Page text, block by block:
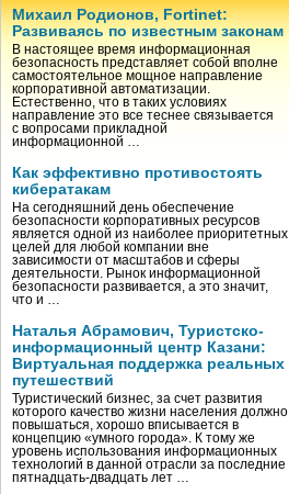
Михаил Родионов, Fortinet:
Развиваясь по известным законам
В настоящее время информационная
безопасность представляет собой вполне
самостоятельное мощное направление
корпоративной автоматизации.
Естественно, что в таких условиях
направление это все теснее связывается
с вопросами прикладной
информационной …
Как эффективно противостоять
кибератакам
На сегодняшний день обеспечение
безопасности корпоративных ресурсов
является одной из наиболее приоритетных
целей для любой компании вне
зависимости от масштабов и сферы
деятельности. Рынок информационной
безопасности развивается, а это значит,
что и …
Наталья Абрамович, Туристско-
информационный центр Казани:
Виртуальная поддержка реальных
путешествий
Туристический бизнес, за счет развития
которого качество жизни населения должно
повышаться, хорошо вписывается в
концепцию «умного города». К тому же
уровень использования информационных
технологий в данной отрасли за последние
пятнадцать-двадцать лет …